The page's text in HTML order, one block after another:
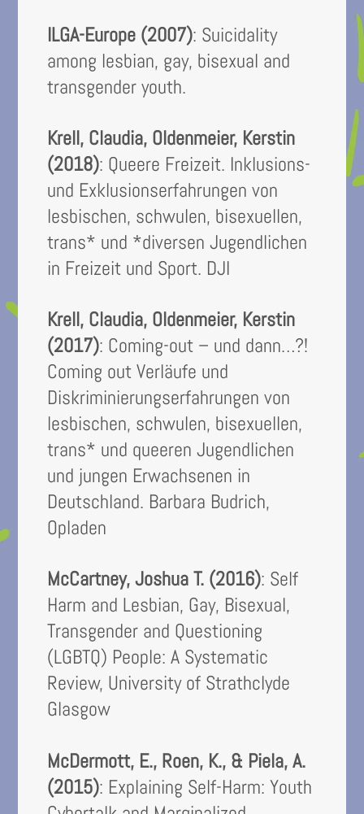
ILGA-Europe (2007): Suicidality
among lesbian, gay, bisexual and
transgender youth.
Krell, Claudia, Oldenmeier, Kerstin
(2018): Queere Freizeit. Inklusions-
und Exklusionserfahrungen von
lesbischen, schwulen, bisexuellen,
trans* und *diversen Jugendlichen
in Freizeit und Sport. DJI
Krell, Claudia, Oldenmeier, Kerstin
(2017): Coming-out – und dann…?!
Coming out Verläufe und
Diskriminierungserfahrungen von
lesbischen, schwulen, bisexuellen,
trans* und queeren Jugendlichen
und jungen Erwachsenen in
Deutschland. Barbara Budrich,
Opladen
McCartney, Joshua T. (2016): Self
Harm and Lesbian, Gay, Bisexual,
Transgender and Questioning
(LGBTQ) People: A Systematic
Review, University of Strathclyde
Glasgow
McDermott, E., Roen, K., & Piela, A.
(2015): Explaining Self-Harm: Youth